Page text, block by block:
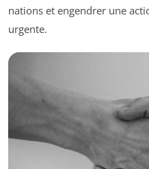
nations et engendrer une
urgente.